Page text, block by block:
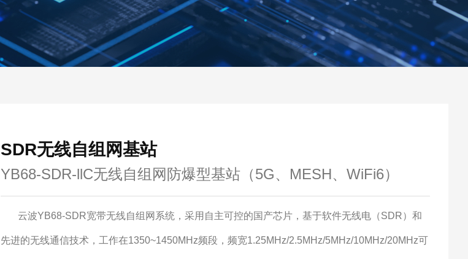
SDR无线自组网基站
YB68-SDR-llC无线自组网防爆型基站（5G、MESH、WiFi6）
云波YB68-SDR宽带无线自组网系统，采用自主可控的国产芯片， 基于软件无线电（SDR） 和
先进的无线通信技术，工作在1350~1450MHz频段， 频宽1.25MHz/2.5MHz/5MHz/10MHz/20MHz可